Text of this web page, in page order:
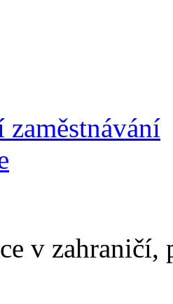
v zahraničí,